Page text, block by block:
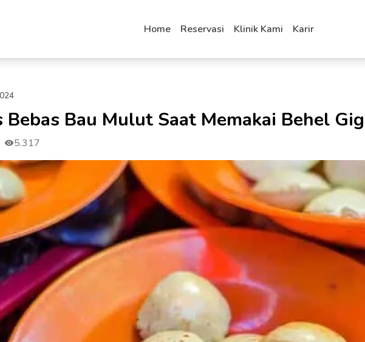
Home Reservasi Klinik Kami Karir
Bau Mulut Saat Memakai Behel
5.317